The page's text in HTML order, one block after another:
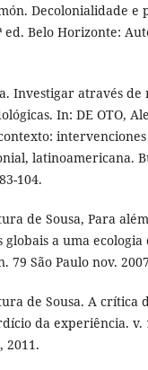
Decolonialidade e
ed. Belo Horizonte:
Investigar através
In: DE OTO,
latinoamericana.
104.
de Sousa, Para
globais a uma ecologia
79 São Paulo nov. 2007
de Sousa. A crítica
da experiência. v.
2011.